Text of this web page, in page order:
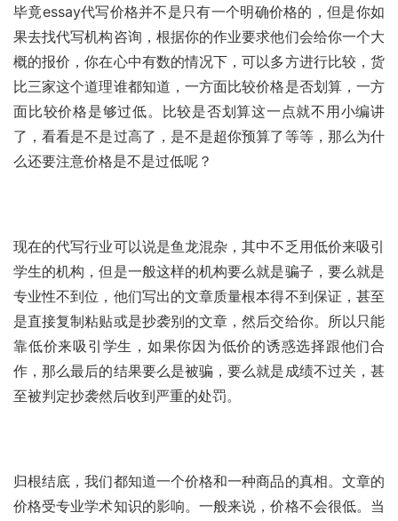
毕竟essay代写价格并不是只有一个明确价格的，但是你如
果去找代写机构咨询，根据你的作业要求他们会给你一个大
概的报价，你在心中有数的情况下，可以多方进行比较，货
比三家这个道理谁都知道，一方面比较价格是否划算，一方
面比较价格是够过低。比较是否划算这一点就不用小编讲
了，看看是不是过高了，是不是超你预算了等等，那么为什
么还要注意价格是不是过低呢？
现在的代写行业可以说是鱼龙混杂，其中不乏用低价来吸引
学生的机构，但是一般这样的机构要么就是骗子，要么就是
专业性不到位，他们写出的文章质量根本得不到保证，甚至
是直接复制粘贴或是抄袭别的文章，然后交给你。所以只能
靠低价来吸引学生，如果你因为低价的诱惑选择跟他们合
作，那么最后的结果要么是被骗，要么就是成绩不过关，甚
至被判定抄袭然后收到严重的处罚。
归根结底，我们都知道一个价格和一种商品的真相。文章的
价格受专业学术知识的影响。一般来说，价格不会很低。当